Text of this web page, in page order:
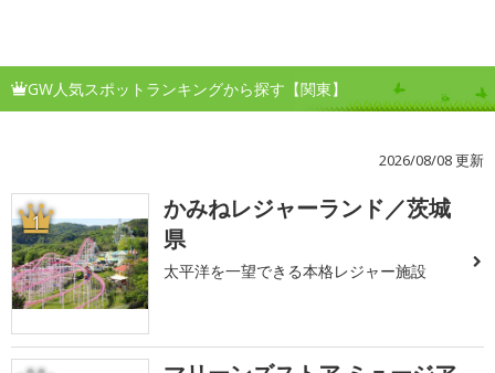
GW人気スポットランキングから探す【関東】
2026/08/08 更新
1
かみねレジャーランド／茨城
県
太平洋を一望できる本格レジャー施設